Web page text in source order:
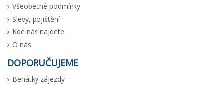
Všeobecné podmínky
Slevy, pojištění
Kde nás najdete
O nás
DOPORUČUJEME
Benátky zájezdy